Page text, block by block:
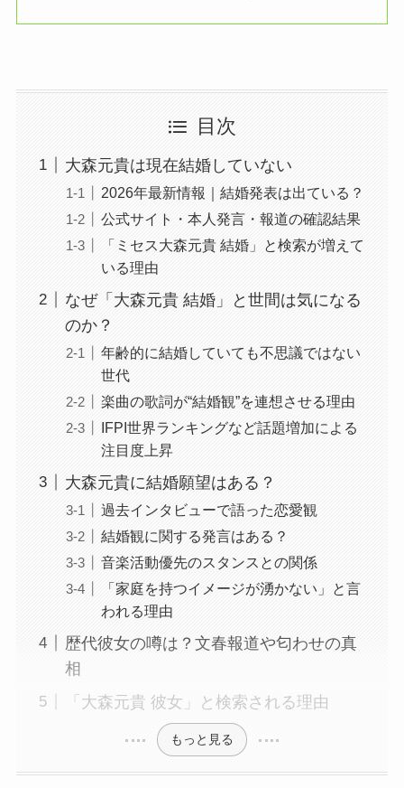
目次
大森元貴は現在結婚していない
2026年最新情報｜結婚発表は出ている？
公式サイト・本人発言・報道の確認結果
「ミセス大森元貴 結婚」と検索が増えて
いる理由
なぜ「大森元貴 結婚」と世間は気になる
のか？
年齢的に結婚していても不思議ではない
世代
楽曲の歌詞が“結婚観”を連想させる理由
IFPI世界ランキングなど話題増加による
注目度上昇
大森元貴に結婚願望はある？
過去インタビューで語った恋愛観
結婚観に関する発言はある？
音楽活動優先のスタンスとの関係
「家庭を持つイメージが湧かない」と言
われる理由
歴代彼女の噂は？文春報道や匂わせの真
相
「大森元貴 彼女」と検索される理由
もっと見る